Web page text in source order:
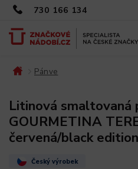
730 166 134
Pánve
Litinová smaltovaná
GOURMETINA
červená/black
Český výrobek